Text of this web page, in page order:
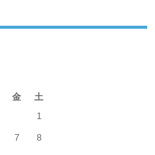
金
土
1
7 8